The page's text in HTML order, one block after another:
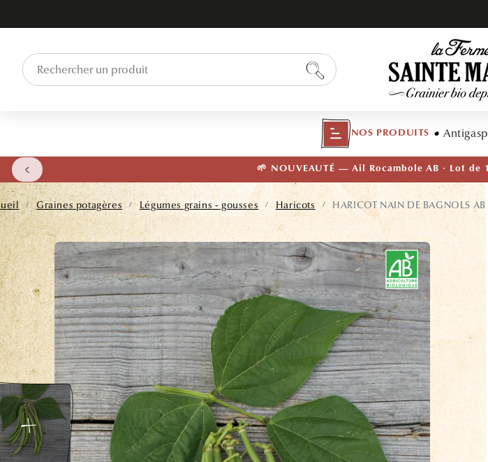
NOS PRODUITS
🌱 NOUVEAUTÉ — Ail Rocambole AB · Lot
/ Graines potagères / Légumes grains - gousses / Haricots / HARICOT NAIN DE BAGNOLS AB
PASSER AUX
INFORMATIONS
PRODUITS